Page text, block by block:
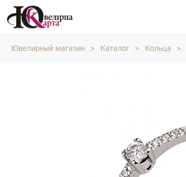
Ювелирный магазин Каталог Кольца